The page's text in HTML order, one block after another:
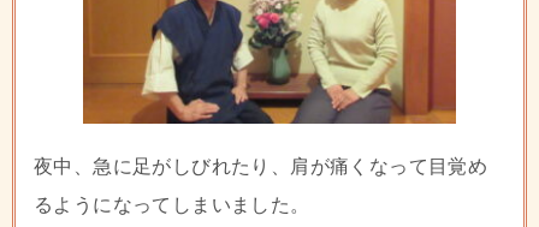
夜中、急に足がしびれたり、肩が痛くなって目覚め
るようになってしまいました。